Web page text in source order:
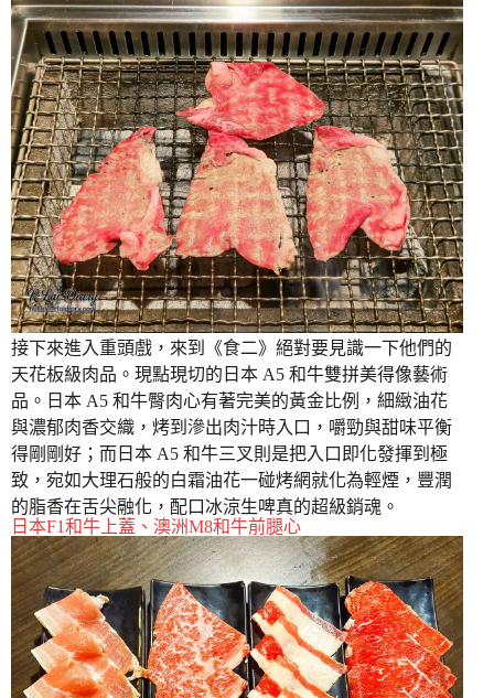
接下來進入重頭戲，來到《食二》絕對要見識一下他們的
天花板級肉品。現點現切的日本 A5 和牛雙拼美得像藝術
品。日本 A5 和牛臀肉心有著完美的黃金比例，細緻油花
與濃郁肉香交織，烤到滲出肉汁時入口，嚼勁與甜味平衡
得剛剛好；而日本 A5 和牛三叉則是把入口即化發揮到極
致，宛如大理石般的白霜油花一碰烤網就化為輕煙，豐潤
的脂香在舌尖融化，配口冰涼生啤真的超級銷魂。
日本F1和牛上蓋、澳洲M8和牛前腿心